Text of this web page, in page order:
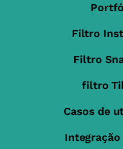
Filtro
Filtro
filtro
Casos de
Integração